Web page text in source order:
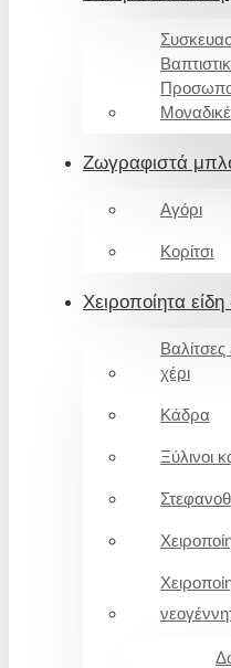
Ζωγραφιστά
Αγόρι
Κορίτσι
Χειροποίητα
χέρι
Κάδρα
Ξύλινοι